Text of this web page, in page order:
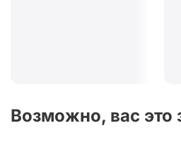
Возможно, вас это